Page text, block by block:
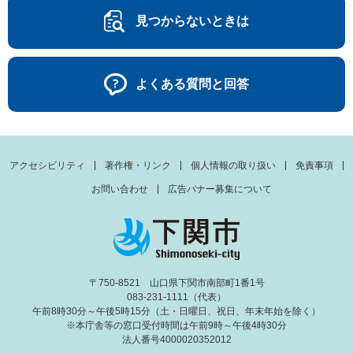
見つからないときは
よくある質問と回答
アクセシビリティ 著作権・リンク 個人情報の取り扱い 免責事項
お問い合わせ 広告バナー募集について
〒750-8521 山口県下関市南部町1番1号
083-231-1111（代表）
午前8時30分～午後5時15分（土・日曜日、祝日、年末年始を除く）
※本庁舎等の窓口受付時間は午前9時～午後4時30分
法人番号4000020352012